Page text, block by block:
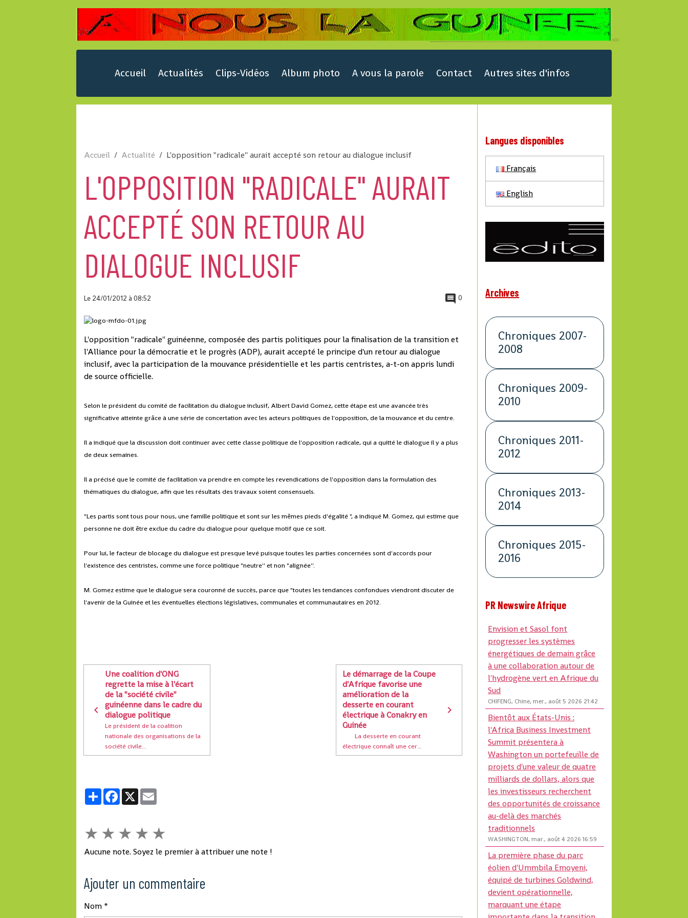
Accueil Actualités Clips-Vidéos Album photo A vous la parole Contact Autres sites d'infos
Accueil Actualité L'opposition "radicale'' aurait accepté son retour au dialogue inclusif
L'OPPOSITION "RADICALE'' AURAIT
ACCEPTÉ SON RETOUR AU
DIALOGUE INCLUSIF
Le 24/01/2012à 08:52 0
L'opposition "radicale'' guinéenne, composée des partis politiques pour la finalisation de la transition et
l'Alliance pour la démocratie et le progrès (ADP), aurait accepté le principe d'un retour au dialogue
inclusif, avec la participation de la mouvance présidentielle et les partis centristes, a-t-on appris lundi
de source officielle.
Selon le président du comité de facilitation du dialogue inclusif, Albert David Gomez, cette étape est une avancée très
significative atteinte grâce à une série de concertation avec les acteurs politiques de l'opposition, de la mouvance et du centre.
Il a indiqué que la discussion doit continuer avec cette classe politique de l'opposition radicale, qui a quitté le dialogue il y a plus
de deux semaines.
Il a précisé que le comité de facilitation va prendre en compte les revendications de l'opposition dans la formulation des
thématiques du dialogue, afin que les résultats des travaux soient consensuels.
"Les partis sont tous pour nous, une famille politique et sont sur les mêmes pieds d'égalité ", a indiqué M. Gomez, qui estime que
personne ne doit être exclue du cadre du dialogue pour quelque motif que ce soit.
Pour lui, le facteur de blocage du dialogue est presque levé puisque toutes les parties concernées sont d'accords pour
l'existence des centristes, comme une force politique "neutre'' et non "alignée''.
M. Gomez estime que le dialogue sera couronné de succès, parce que "toutes les tendances confondues viendront discuter de
l'avenir de la Guinée et les éventuelles élections législatives, communales et communautaires en 2012.
Une coalition d'ONG
regrette la mise à l'écart
de la "société civile"
guinéenne dans le cadre du
dialogue politique
Le président de la coalition
nationale des organisations de la
société civile...
Le démarrage de la Coupe
d'Afrique favorise une
amélioration de la
desserte en courant
électrique à Conakry en
Guinée
La desserte en courant
électrique connaît une cer...
PartagerFacebook
X
★ ★ ★ ★ ★
Aucune note. Soyez le premier à attribuer une note !
Ajouter un commentaire
Nom
Langues disponibles
Français
English
Archives
Chroniques 2007-
2008
Chroniques 2009-
2010
Chroniques 2011-
2012
Chroniques 2013-
2014
Chroniques 2015-
2016
PR Newswire Afrique
Envision et Sasol font
progresser les systèmes
énergétiques de demain grâce
à une collaboration autour de
l'hydrogène vert en Afrique du
Sud
CHIFENG, Chine, mer., août 5 2026 21:42
Bientôt aux États-Unis :
l'Africa Business Investment
Summit présentera à
Washington un portefeuille de
projets d'une valeur de quatre
milliards de dollars, alors que
les investisseurs recherchent
des opportunités de croissance
au-delà des marchés
traditionnels
WASHINGTON, mar., août 4 2026 16:59
La première phase du parc
éolien d'Ummbila Emoyeni,
équipé de turbines Goldwind,
devient opérationnelle,
marquant une étape